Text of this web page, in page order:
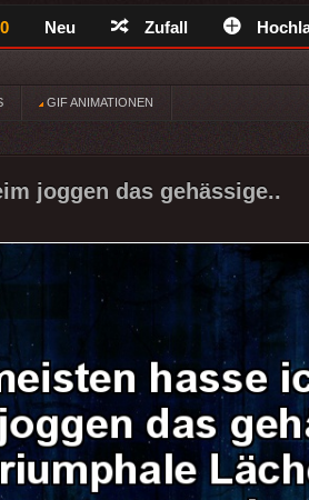
Neu Zufall
GIF ANIMATIONEN
joggen das gehässige..